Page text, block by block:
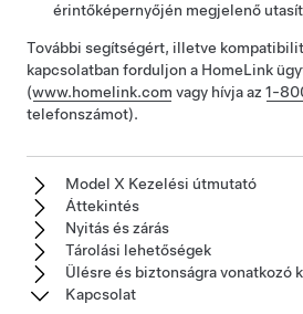
érintőképernyőjén megjelenő
További segítségért, illetve
kapcsolatban forduljon a HomeLink
(www.homelink.com vagy hívja az 1-
telefonszámot).
Model X Kezelési útmutató
Áttekintés
Nyitás és zárás
Tárolási lehetőségek
Ülésre és biztonságra vonatkozó
Kapcsolat